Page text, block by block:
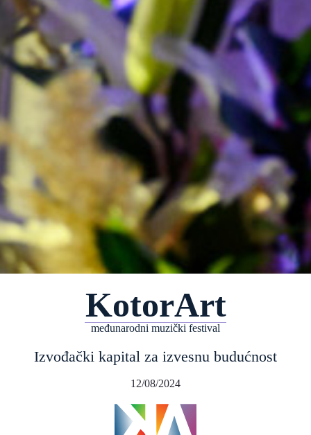
KotorArt
međunarodni muzički festival
Izvođački kapital za izvesnu budućnost
12/08/2024